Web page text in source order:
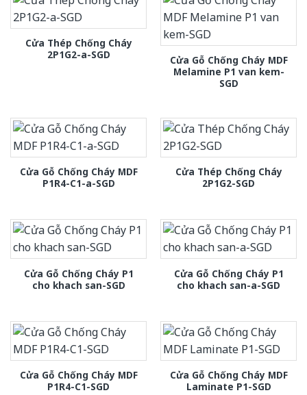
Cửa Thép Chống Cháy
2P1G2-a-SGD
Cửa Gỗ Chống Cháy MDF
Melamine P1 van kem-
SGD
Cửa Gỗ Chống Cháy MDF
P1R4-C1-a-SGD
Cửa Thép Chống Cháy
2P1G2-SGD
Cửa Gỗ Chống Cháy P1
cho khach san-SGD
Cửa Gỗ Chống Cháy P1
cho khach san-a-SGD
Cửa Gỗ Chống Cháy MDF
P1R4-C1-SGD
Cửa Gỗ Chống Cháy MDF
Laminate P1-SGD